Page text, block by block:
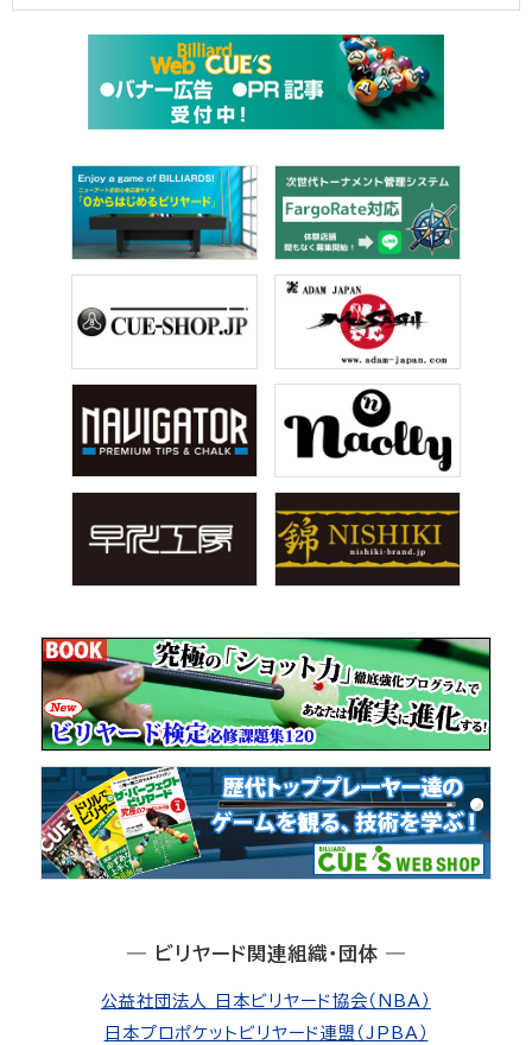
― ビリヤード関連組織・団体 ―
公益社団法人 日本ビリヤード協会（NBA）
日本プロポケットビリヤード連盟（JPBA）